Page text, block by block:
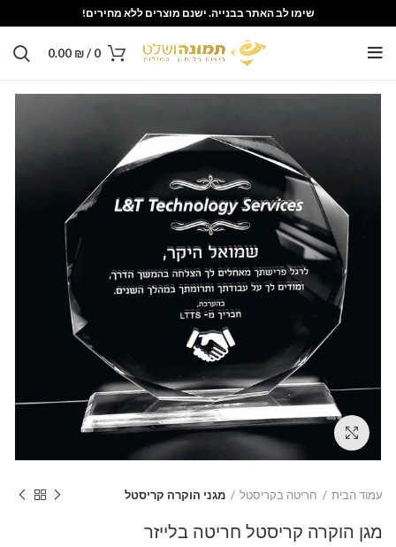
שימו לב האתר בבנייה. ישנם מוצרים ללא מחירים!
0
/
0.00 ₪
Click to enlarge
עמוד הבית חריטה בקריסטל מגני הוקרה קריסטל
מגן הוקרה קריסטל חריטה בלייזר